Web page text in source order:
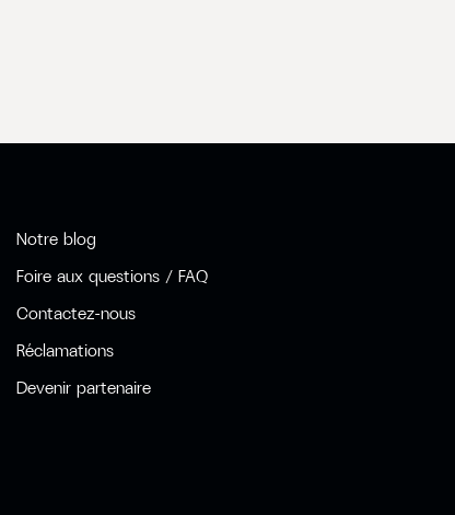
Notre blog
Foire aux questions / FAQ
Contactez-nous
Réclamations
Devenir partenaire